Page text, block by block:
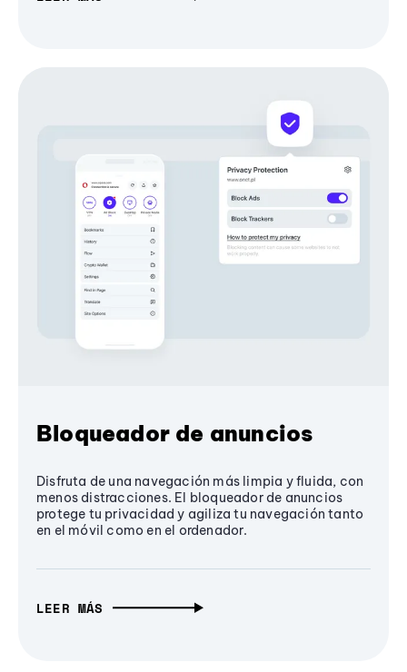
Bloqueador de anuncios
Disfruta de una navegación más limpia y fluida, con
menos distracciones. El bloqueador de anuncios
protege tu privacidad y agiliza tu navegación tanto
en el móvil como en el ordenador.
LEER MÁS